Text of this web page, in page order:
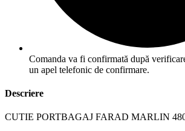
Comanda va fi confirmată după
un apel telefonic de confirmare.
Descriere
CUTIE PORTBAGAJ FARAD MARLIN